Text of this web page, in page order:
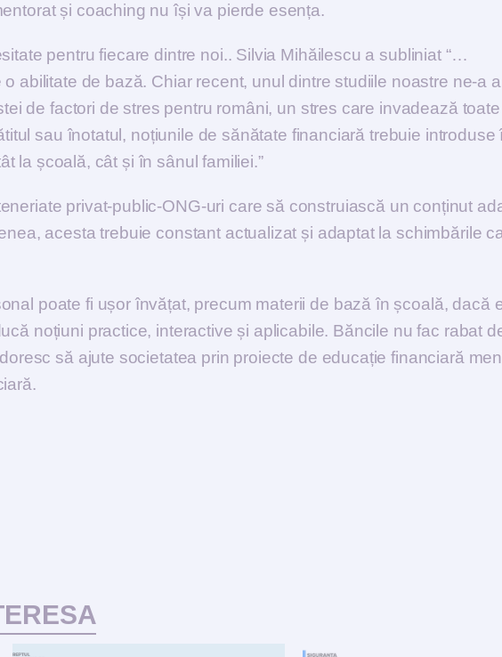
și coaching nu își va pierde esența.
pentru fiecare dintre noi.. Silvia Mihăilescu a subliniat “…
abilitate de bază. Chiar recent, unul dintre studiile noastre ne-a
de factori de stres pentru români, un stres care invadează toate
sau înotatul, noțiunile de sănătate financiară trebuie introduse
la școală, cât și în sânul familiei.”
privat-public-ONG-uri care să construiască un conținut
acesta trebuie constant actualizat și adaptat la schimbările
poate fi ușor învățat, precum materii de bază în școală, dacă
noțiuni practice, interactive și aplicabile. Băncile nu fac rabat
să ajute societatea prin proiecte de educație financiară